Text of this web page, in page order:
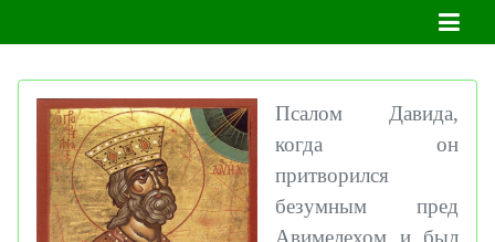
Псалом Давида,
когда он
притворился
безумным пред
Авимелехом и был